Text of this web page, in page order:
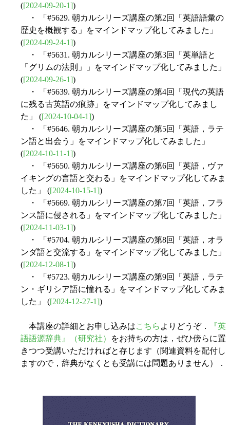
([2024-09-20-1])
・ 「#5629. 朝カルシリーズ講座の第2回「英語語彙の
歴史を概観する」をマインドマップ化してみました」
([2024-09-24-1])
・ 「#5631. 朝カルシリーズ講座の第3回「英単語と
「グリムの法則」」をマインドマップ化してみました」
([2024-09-26-1])
・ 「#5639. 朝カルシリーズ講座の第4回「現代の英語
に残る古英語の痕跡」をマインドマップ化してみまし
た」 ([2024-10-04-1])
・ 「#5646. 朝カルシリーズ講座の第5回「英語，ラテ
ン語と出会う」をマインドマップ化してみました」
([2024-10-11-1])
・ 「#5650. 朝カルシリーズ講座の第6回「英語，ヴァ
イキングの言語と交わる」をマインドマップ化してみま
した」 ([2024-10-15-1])
・ 「#5669. 朝カルシリーズ講座の第7回「英語，フラ
ンス語に侵される」をマインドマップ化してみました」
([2024-11-03-1])
・ 「#5704. 朝カルシリーズ講座の第8回「英語，オラ
ンダ語と交流する」をマインドマップ化してみました」
([2024-12-08-1])
・ 「#5723. 朝カルシリーズ講座の第9回「英語，ラテ
ン・ギリシア語に憧れる」をマインドマップ化してみま
した」 ([2024-12-27-1])
本講座の詳細とお申し込みはこちら よりどうぞ．
『英
語語源辞典』（研究社）
をお持ちの方は，ぜひ傍らに置
きつつ受講いただければと存じます（関連資料を配付し
ますので，辞典がなくとも受講には問題ありません）．